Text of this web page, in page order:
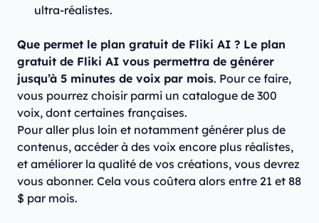
ultra-réalistes.​
Que permet le plan gratuit de Fliki AI ? Le plan
gratuit de Fliki AI vous permettra de générer
jusqu’à 5 minutes de voix par mois. Pour ce faire,
vous pourrez choisir parmi un catalogue de 300
voix, dont certaines françaises.
Pour aller plus loin et notamment générer plus de
contenus, accéder à des voix encore plus réalistes,
et améliorer la qualité de vos créations, vous devrez
vous abonner. Cela vous coûtera alors entre 21 et 88
$ par mois.